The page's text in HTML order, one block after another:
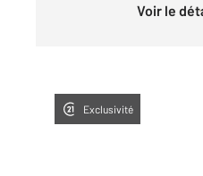
Voir le
Exclusivité